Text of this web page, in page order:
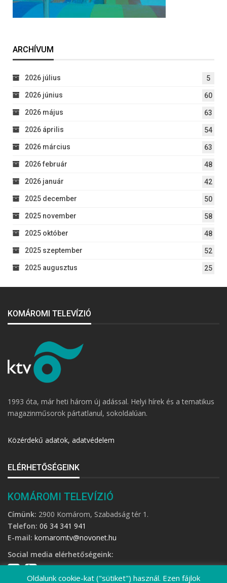
ARCHÍVUM
2026 július 5
2026 június 60
2026 május 63
2026 április 54
2026 március 63
2026 február 48
2026 január 42
2025 december 50
2025 november 58
2025 október 48
2025 szeptember 52
2025 augusztus 25
KOMÁROMI TELEVÍZIÓ
1993 óta, már heti három új adással. Helyi hírek és a tematikus
magazinműsorok pártatlanul, sokoldalúan.
Közérdekű adatok, adatvédelem
ELÉRHETŐSÉGEINK
KOMÁROMI TELEVÍZIÓ
Címünk: 2900 Komárom, Szabadság tér 1.
Telefon: 06 34 341 941
E-mail: komaromtv@novonet.hu
Social media elérhetőségeink:
Oldalunk cookie-kat ("sütiket") használ. Ezen fájlok